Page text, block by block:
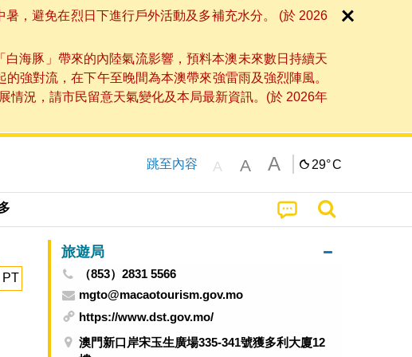
，避免在烈日下進行戶外活動及多補充水分。 (於 2026
海豚」帶來的內陸氣流影響，預料本澳未來數日持續天
強對流，在下午至晚間為本澳帶來強雷雨及強烈陣風。
情況，請市民留意天氣變化及本局最新資訊。(於 2026年
跳至內容 A A A 29°C
PT
旅遊局
（853）2831 5566
mgto@macaotourism.gov.mo
https://www.dst.gov.mo/
澳門新口岸宋玉生廣場335-341號獲多利大廈12